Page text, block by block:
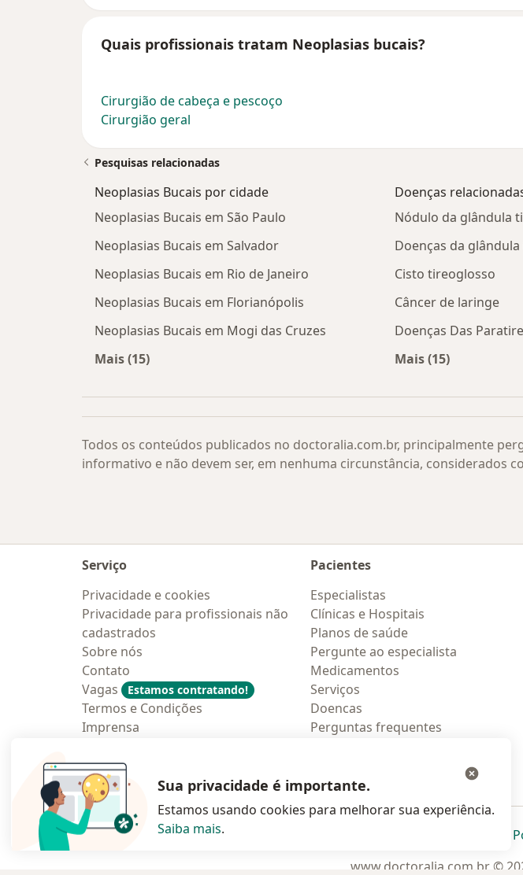
Quais profissionais tratam Neoplasias bucais?
Cirurgião de cabeça e pescoço
Cirurgião geral
Pesquisas relacionadas
Neoplasias Bucais por cidade
Neoplasias Bucais em São Paulo
Neoplasias Bucais em Salvador
Neoplasias Bucais em Rio de Janeiro
Neoplasias Bucais em Florianópolis
Neoplasias Bucais em Mogi das Cruzes
Mais (15)
Doenças
Nódulo da glândula
Doenças da
Cisto tireoglosso
Câncer de laringe
Doenças Das
Mais (15)
Todos os conteúdos publicados no doctoralia.com.br, principalmente
informativo e não devem ser, em nenhuma circunstância, considerados
Serviço
Privacidade e cookies
Privacidade para profissionais não
cadastrados
Sobre nós
Contato
Vagas
Estamos contratando!
Termos e Condições
Imprensa
Pacientes
Especialistas
Clínicas e Hospitais
Planos de saúde
Pergunte ao especialista
Medicamentos
Serviços
Doencas
Perguntas frequentes
Polska abre num novoabre
www.doctoralia.com.br ©
Sua privacidade é importante.
Estamos usando cookies para melhorar sua experiência.
Saiba mais.